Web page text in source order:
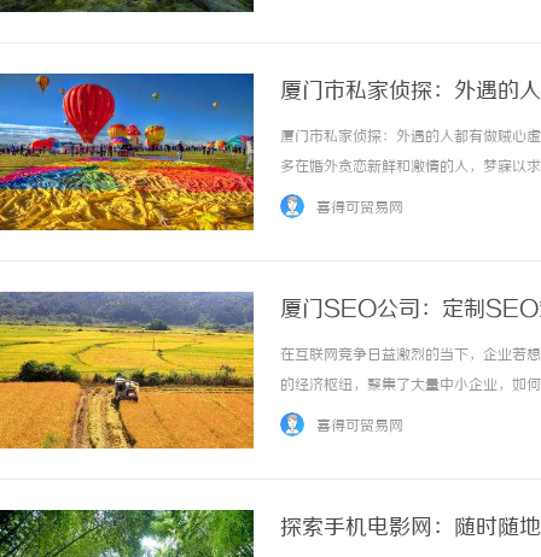
厦门市私家侦探：外遇的
厦门市私家侦探：外遇的人都有做贼心
多在婚外贪恋新鲜和激情的人，梦寐以
阴暗面反复撕扯，即使当下处于理想的
喜得可贸易网
厦门SEO公司：定制
在互联网竞争日益激烈的当下，企业若
的经济枢纽，聚集了大量中小企业，如
颈的关键。厦门SEO公司将结合厦门本
喜得可贸易网
探索手机电影网：随时随